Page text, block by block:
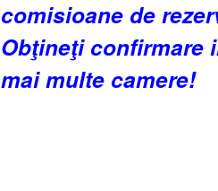
comisioane de
Obţineţi confirmare
mai multe camere!